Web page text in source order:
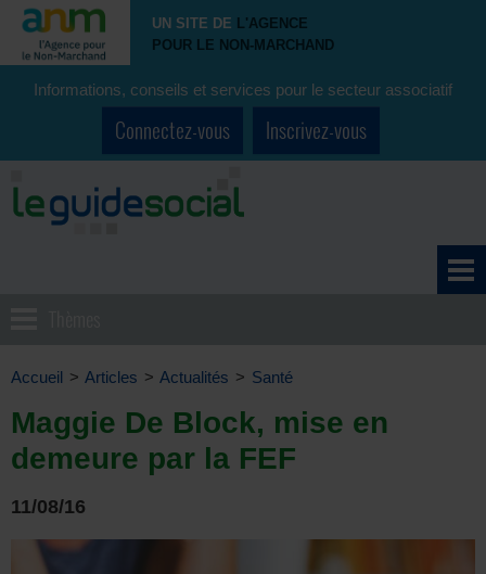
UN SITE DE L'AGENCE
POUR LE NON-MARCHAND
Informations, conseils et services pour le secteur associatif
Connectez-vous Inscrivez-vous
Accueil > Articles > Actualités > Santé
Maggie De Block, mise en
demeure par la FEF
11/08/16